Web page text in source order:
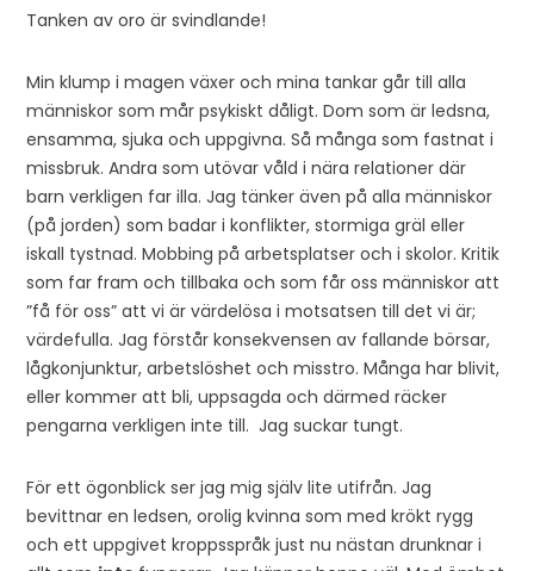
Tanken av oro är svindlande!
Min klump i magen växer och mina tankar går till alla
människor som mår psykiskt dåligt. Dom som är ledsna,
ensamma, sjuka och uppgivna. Så många som fastnat i
missbruk. Andra som utövar våld i nära relationer där
barn verkligen far illa. Jag tänker även på alla människor
(på jorden) som badar i konflikter, stormiga gräl eller
iskall tystnad. Mobbing på arbetsplatser och i skolor. Kritik
som far fram och tillbaka och som får oss människor att
”få för oss” att vi är värdelösa i motsatsen till det vi är;
värdefulla. Jag förstår konsekvensen av fallande börsar,
lågkonjunktur, arbetslöshet och misstro. Många har blivit,
eller kommer att bli, uppsagda och därmed räcker
pengarna verkligen inte till. Jag suckar tungt.
För ett ögonblick ser jag mig själv lite utifrån. Jag
bevittnar en ledsen, orolig kvinna som med krökt rygg
och ett uppgivet kroppsspråk just nu nästan drunknar i